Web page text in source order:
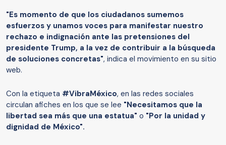
"Es momento de que los ciudadanos sumemos
esfuerzos y unamos voces para manifestar nuestro
rechazo e indignación ante las pretensiones del
presidente Trump, a la vez de contribuir a la búsqueda
de soluciones concretas", indica el movimiento en su sitio
web.
Con la etiqueta #VibraMéxico, en las redes sociales
circulan afiches en los que se lee "Necesitamos que la
libertad sea más que una estatua" o "Por la unidad y
dignidad de México".